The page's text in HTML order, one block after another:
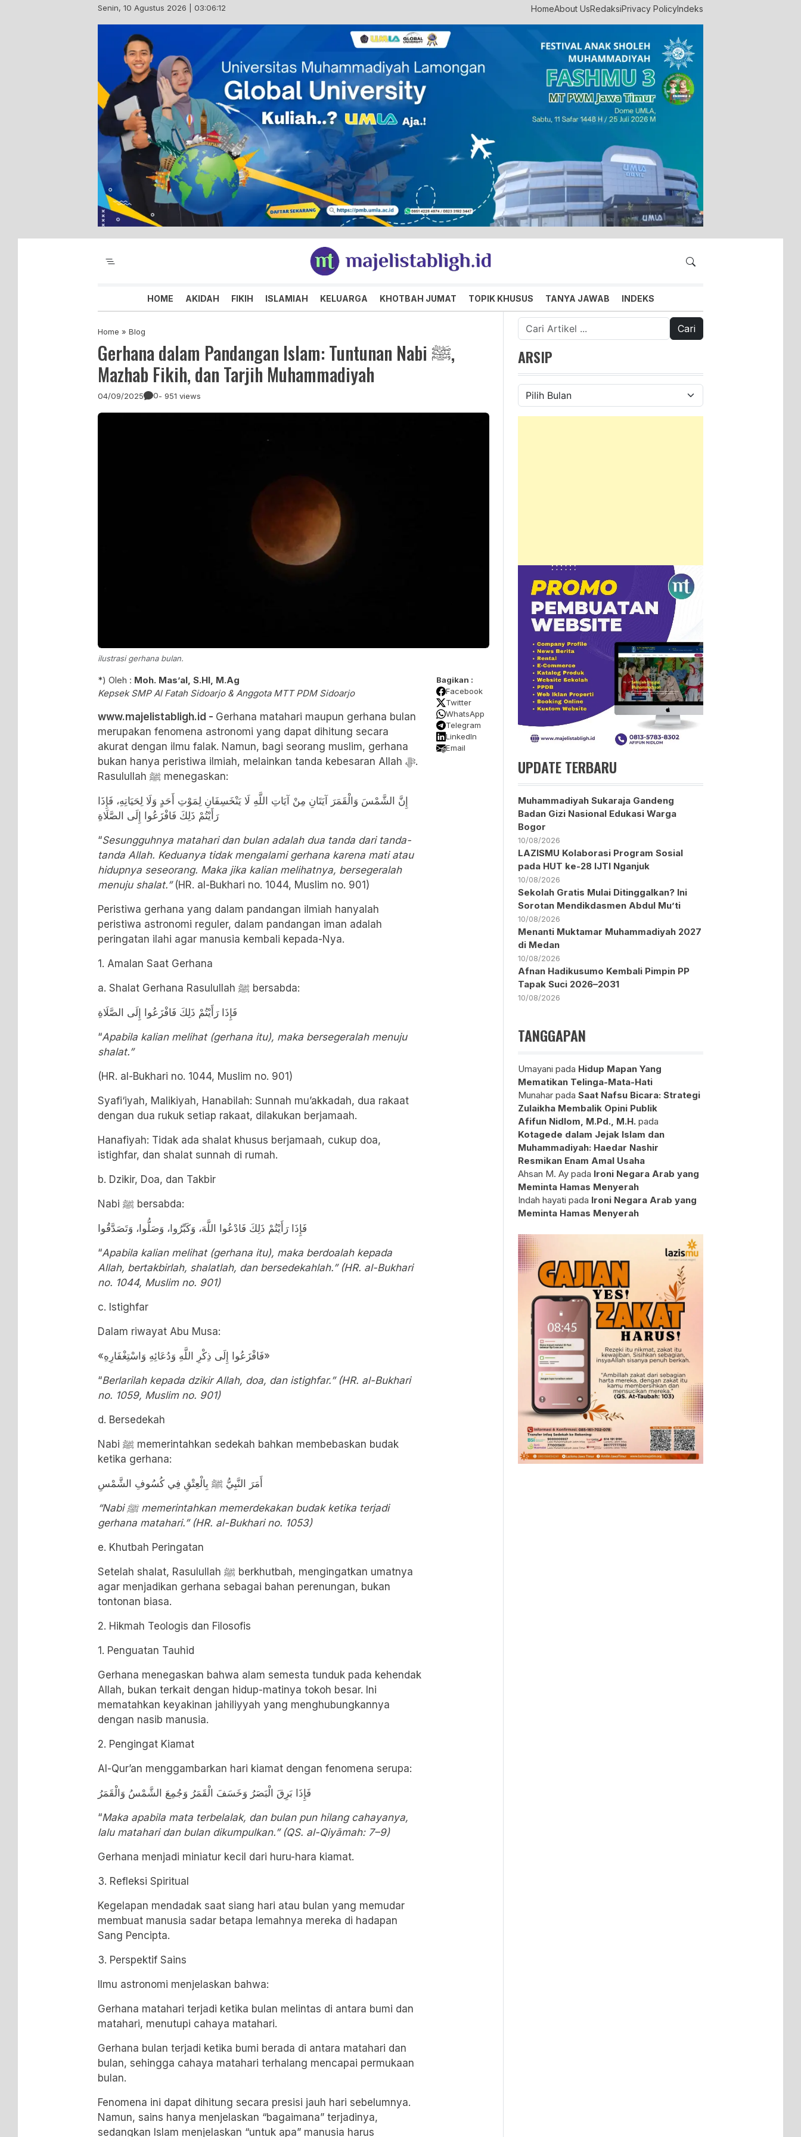
Senin, 10 Agustus 2026 | 03:06:13 HomeAbout UsRedaksiPrivacy PolicyIndeks
Majelis Tabligh Muhammadiyah
Syiar Dakwah Islam Berkemajuan dan Menggembirakan
HOME AKIDAH FIKIH ISLAMIAH KELUARGA KHOTBAH JUMAT TOPIK KHUSUS TANYA JAWAB INDEKS
Home » Blog
Gerhana dalam Pandangan Islam: Tuntunan Nabi ﷺ,
Mazhab Fikih, dan Tarjih Muhammadiyah
04/09/2025 0- 951 views
ilustrasi gerhana bulan.
*) Oleh : Moh. Mas’al, S.HI, M.Ag
Kepsek SMP Al Fatah Sidoarjo & Anggota MTT PDM Sidoarjo
www.majelistabligh.id - Gerhana matahari maupun gerhana bulan
merupakan fenomena astronomi yang dapat dihitung secara
akurat dengan ilmu falak. Namun, bagi seorang muslim, gerhana
bukan hanya peristiwa ilmiah, melainkan tanda kebesaran Allah ﷻ.
Rasulullah ﷺ menegaskan:
إِنَّ الشَّمْسَ وَالْقَمَرَ آيَتَانِ مِنْ آيَاتِ اللَّهِ لَا يَنْخَسِفَانِ لِمَوْتِ أَحَدٍ وَلَا لِحَيَاتِهِ، فَإِذَا
رَأَيْتُمْ ذَلِكَ فَافْزَعُوا إِلَى الصَّلَاةِ
“Sesungguhnya matahari dan bulan adalah dua tanda dari tanda-
tanda Allah. Keduanya tidak mengalami gerhana karena mati atau
hidupnya seseorang. Maka jika kalian melihatnya, bersegeralah
menuju shalat.”(HR. al-Bukhari no. 1044, Muslim no. 901)
Peristiwa gerhana yang dalam pandangan ilmiah hanyalah
peristiwa astronomi reguler, dalam pandangan iman adalah
peringatan ilahi agar manusia kembali kepada-Nya.
1. Amalan Saat Gerhana
a. Shalat Gerhana Rasulullah ﷺ bersabda:
فَإِذَا رَأَيْتُمْ ذَلِكَ فَافْزَعُوا إِلَى الصَّلَاةِ
“Apabila kalian melihat (gerhana itu), maka bersegeralah menuju
shalat.”
(HR. al-Bukhari no. 1044, Muslim no. 901)
Syafi‘iyah, Malikiyah, Hanabilah: Sunnah mu’akkadah, dua rakaat
dengan dua rukuk setiap rakaat, dilakukan berjamaah.
Hanafiyah: Tidak ada shalat khusus berjamaah, cukup doa,
istighfar, dan shalat sunnah di rumah.
b. Dzikir, Doa, dan Takbir
Nabi ﷺ bersabda:
فَإِذَا رَأَيْتُمْ ذَلِكَ فَادْعُوا اللَّهَ، وَكَبِّرُوا، وَصَلُّوا، وَتَصَدَّقُوا
“Apabila kalian melihat (gerhana itu), maka berdoalah kepada
Allah, bertakbirlah, shalatlah, dan bersedekahlah.” (HR. al-Bukhari
no. 1044, Muslim no. 901)
c. Istighfar
Dalam riwayat Abu Musa:
«فَافْزَعُوا إِلَى ذِكْرِ اللَّهِ وَدُعَائِهِ وَاسْتِغْفَارِهِ»
“Berlarilah kepada dzikir Allah, doa, dan istighfar.” (HR. al-Bukhari
no. 1059, Muslim no. 901)
d. Bersedekah
Nabi ﷺ memerintahkan sedekah bahkan membebaskan budak
ketika gerhana:
أَمَرَ النَّبِيُّ ﷺ بِالْعِتْقِ فِي كُسُوفِ الشَّمْسِ
“Nabi ﷺmemerintahkan memerdekakan budak ketika terjadi
gerhana matahari.” (HR. al-Bukhari no. 1053)
e. Khutbah Peringatan
Setelah shalat, Rasulullah ﷺ berkhutbah, mengingatkan umatnya
agar menjadikan gerhana sebagai bahan perenungan, bukan
tontonan biasa.
2. Hikmah Teologis dan Filosofis
1. Penguatan Tauhid
Gerhana menegaskan bahwa alam semesta tunduk pada kehendak
Allah, bukan terkait dengan hidup-matinya tokoh besar. Ini
mematahkan keyakinan jahiliyyah yang menghubungkannya
dengan nasib manusia.
2. Pengingat Kiamat
Al-Qur’an menggambarkan hari kiamat dengan fenomena serupa:
فَإِذَا بَرِقَ الْبَصَرُ وَخَسَفَ الْقَمَرُ وَجُمِعَ الشَّمْسُ وَالْقَمَرُ
“Maka apabila mata terbelalak, dan bulan pun hilang cahayanya,
lalu matahari dan bulan dikumpulkan.” (QS. al-Qiyāmah: 7–9)
Gerhana menjadi miniatur kecil dari huru-hara kiamat.
3. Refleksi Spiritual
Kegelapan mendadak saat siang hari atau bulan yang memudar
membuat manusia sadar betapa lemahnya mereka di hadapan
Sang Pencipta.
3. Perspektif Sains
Ilmu astronomi menjelaskan bahwa:
Gerhana matahari terjadi ketika bulan melintas di antara bumi dan
matahari, menutupi cahaya matahari.
Gerhana bulan terjadi ketika bumi berada di antara matahari dan
bulan, sehingga cahaya matahari terhalang mencapai permukaan
bulan.
Fenomena ini dapat dihitung secara presisi jauh hari sebelumnya.
Namun, sains hanya menjelaskan “bagaimana” terjadinya,
sedangkan Islam menjelaskan “untuk apa” manusia harus
Bagikan :
Facebook
Twitter
WhatsApp
Telegram
LinkedIn
Email
Cari
untuk:
ARSIP
Arsip
UPDATE TERBARU
Muhammadiyah Sukaraja Gandeng
Badan Gizi Nasional Edukasi Warga
Bogor
10/08/2026
LAZISMU Kolaborasi Program Sosial
pada HUT ke-28 IJTI Nganjuk
10/08/2026
Sekolah Gratis Mulai Ditinggalkan? Ini
Sorotan Mendikdasmen Abdul Mu’ti
10/08/2026
Menanti Muktamar Muhammadiyah 2027
di Medan
10/08/2026
Afnan Hadikusumo Kembali Pimpin PP
Tapak Suci 2026–2031
10/08/2026
TANGGAPAN
Umayani pada Hidup Mapan Yang
Mematikan Telinga-Mata-Hati
Munahar padaSaat Nafsu Bicara: Strategi
Zulaikha Membalik Opini Publik
Afifun Nidlom, M.Pd., M.H. pada
Kotagede dalam Jejak Islam dan
Muhammadiyah: Haedar Nashir
Resmikan Enam Amal Usaha
Ahsan M. Ay pada Ironi Negara Arab yang
Meminta Hamas Menyerah
Indah hayati pada Ironi Negara Arab yang
Meminta Hamas Menyerah